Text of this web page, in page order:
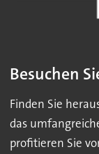
Besuchen
Finden Sie
das
profitieren Sie